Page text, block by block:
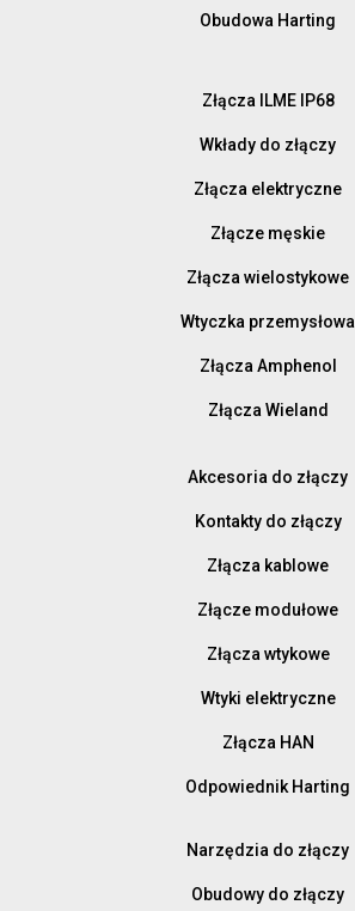
Obudowa Harting
Złącza ILME IP68
Wkłady do złączy
Złącza elektryczne
Złącze męskie
Złącza wielostykowe
Wtyczka przemysłowa
Złącza Amphenol
Złącza Wieland
Akcesoria do złączy
Kontakty do złączy
Złącza kablowe
Złącze modułowe
Złącza wtykowe
Wtyki elektryczne
Złącza HAN
Odpowiednik Harting
Narzędzia do złączy
Obudowy do złączy